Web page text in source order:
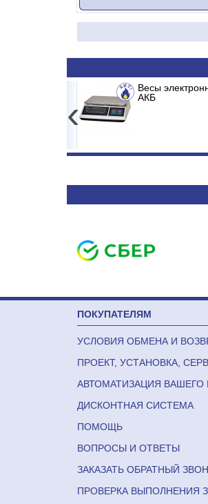
Весы
АКБ
‹
Сплит-
ПОКУПАТЕЛЯМ
УСЛОВИЯ ОБМЕНА И
ПРОЕКТ, УСТАНОВКА,
АВТОМАТИЗАЦИЯ ВАШЕГО
ДИСКОНТНАЯ СИСТЕМА
ПОМОЩЬ
ВОПРОСЫ И ОТВЕТЫ
ЗАКАЗАТЬ ОБРАТНЫЙ
ПРОВЕРКА ВЫПОЛНЕНИЯ